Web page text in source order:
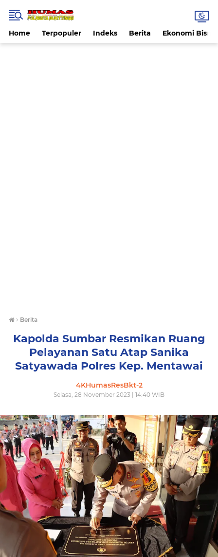
Home Terpopuler Indeks Berita Ekonomi Bisnis
› Berita
Kapolda Sumbar Resmikan Ruang
Pelayanan Satu Atap Sanika
Satyawada Polres Kep. Mentawai
4KHumasResBkt-2
Selasa, 28 November 2023 | 14:40 WIB